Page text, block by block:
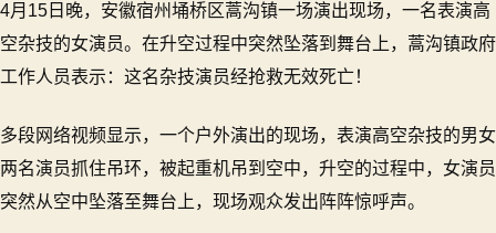
安
徽
女
演
员
表
4月15日晚，安徽宿州埇桥区蒿沟镇一场演出现场，一名表演高
空杂技的女演员。在升空过程中突然坠落到舞台上，蒿沟镇政府
工作人员表示：这名杂技演员经抢救无效死亡！
多段网络视频显示，一个户外演出的现场，表演高空杂技的男女
两名演员抓住吊环，被起重机吊到空中，升空的过程中，女演员
突然从空中坠落至舞台上，现场观众发出阵阵惊呼声。